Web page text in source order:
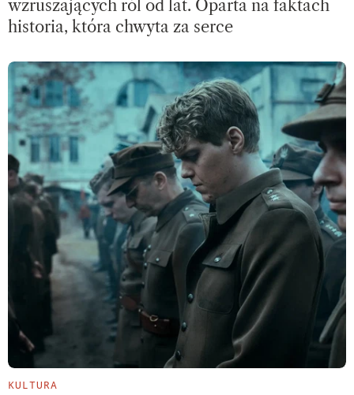
wzruszających ról od lat. Oparta na faktach
historia, która chwyta za serce
KULTURA